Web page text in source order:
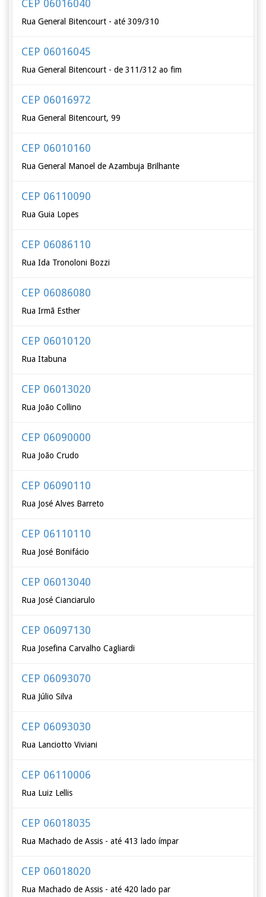
CEP 06016040
Rua General Bitencourt - até 309/310
CEP 06016045
Rua General Bitencourt - de 311/312 ao fim
CEP 06016972
Rua General Bitencourt, 99
CEP 06010160
Rua General Manoel de Azambuja Brilhante
CEP 06110090
Rua Guia Lopes
CEP 06086110
Rua Ida Tronoloni Bozzi
CEP 06086080
Rua Irmã Esther
CEP 06010120
Rua Itabuna
CEP 06013020
Rua João Collino
CEP 06090000
Rua João Crudo
CEP 06090110
Rua José Alves Barreto
CEP 06110110
Rua José Bonifácio
CEP 06013040
Rua José Cianciarulo
CEP 06097130
Rua Josefina Carvalho Cagliardi
CEP 06093070
Rua Júlio Silva
CEP 06093030
Rua Lanciotto Viviani
CEP 06110006
Rua Luiz Lellis
CEP 06018035
Rua Machado de Assis - até 413 lado ímpar
CEP 06018020
Rua Machado de Assis - até 420 lado par